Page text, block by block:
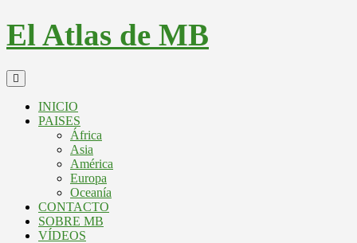
El Atlas de MB
INICIO
PAISES
África
Asia
América
Europa
Oceanía
CONTACTO
SOBRE MB
VÍDEOS